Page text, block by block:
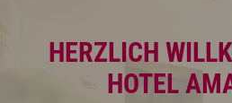
SilvesterHERZLICH
HOTEL